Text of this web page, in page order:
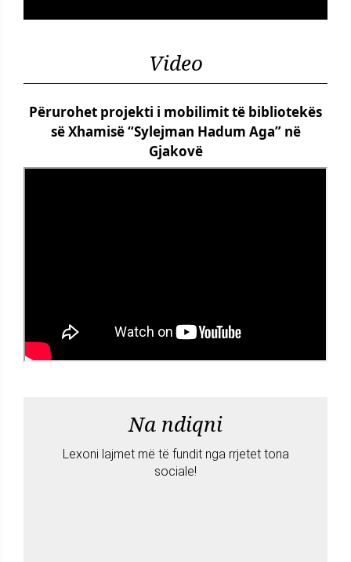
Video
Përurohet projekti i mobilimit të bibliotekës
së Xhamisë “Sylejman Hadum Aga” në
Gjakovë
Na ndiqni
Lexoni lajmet më të fundit nga rrjetet tona
sociale!